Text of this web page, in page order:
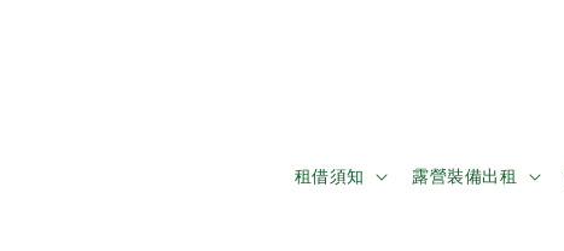
租借須知 露營裝備出租